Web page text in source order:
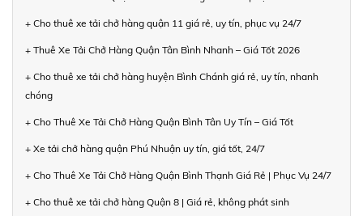
+ Cho thuê xe tải chở hàng quận 11 giá rẻ, uy tín, phục vụ 24/7
+ Thuê Xe Tải Chở Hàng Quận Tân Bình Nhanh – Giá Tốt 2026
+ Cho thuê xe tải chở hàng huyện Bình Chánh giá rẻ, uy tín, nhanh
chóng
+ Cho Thuê Xe Tải Chở Hàng Quận Bình Tân Uy Tín – Giá Tốt
+ Xe tải chở hàng quận Phú Nhuận uy tín, giá tốt, 24/7
+ Cho Thuê Xe Tải Chở Hàng Quận Bình Thạnh Giá Rẻ | Phục Vụ 24/7
+ Cho thuê xe tải chở hàng Quận 8 | Giá rẻ, không phát sinh